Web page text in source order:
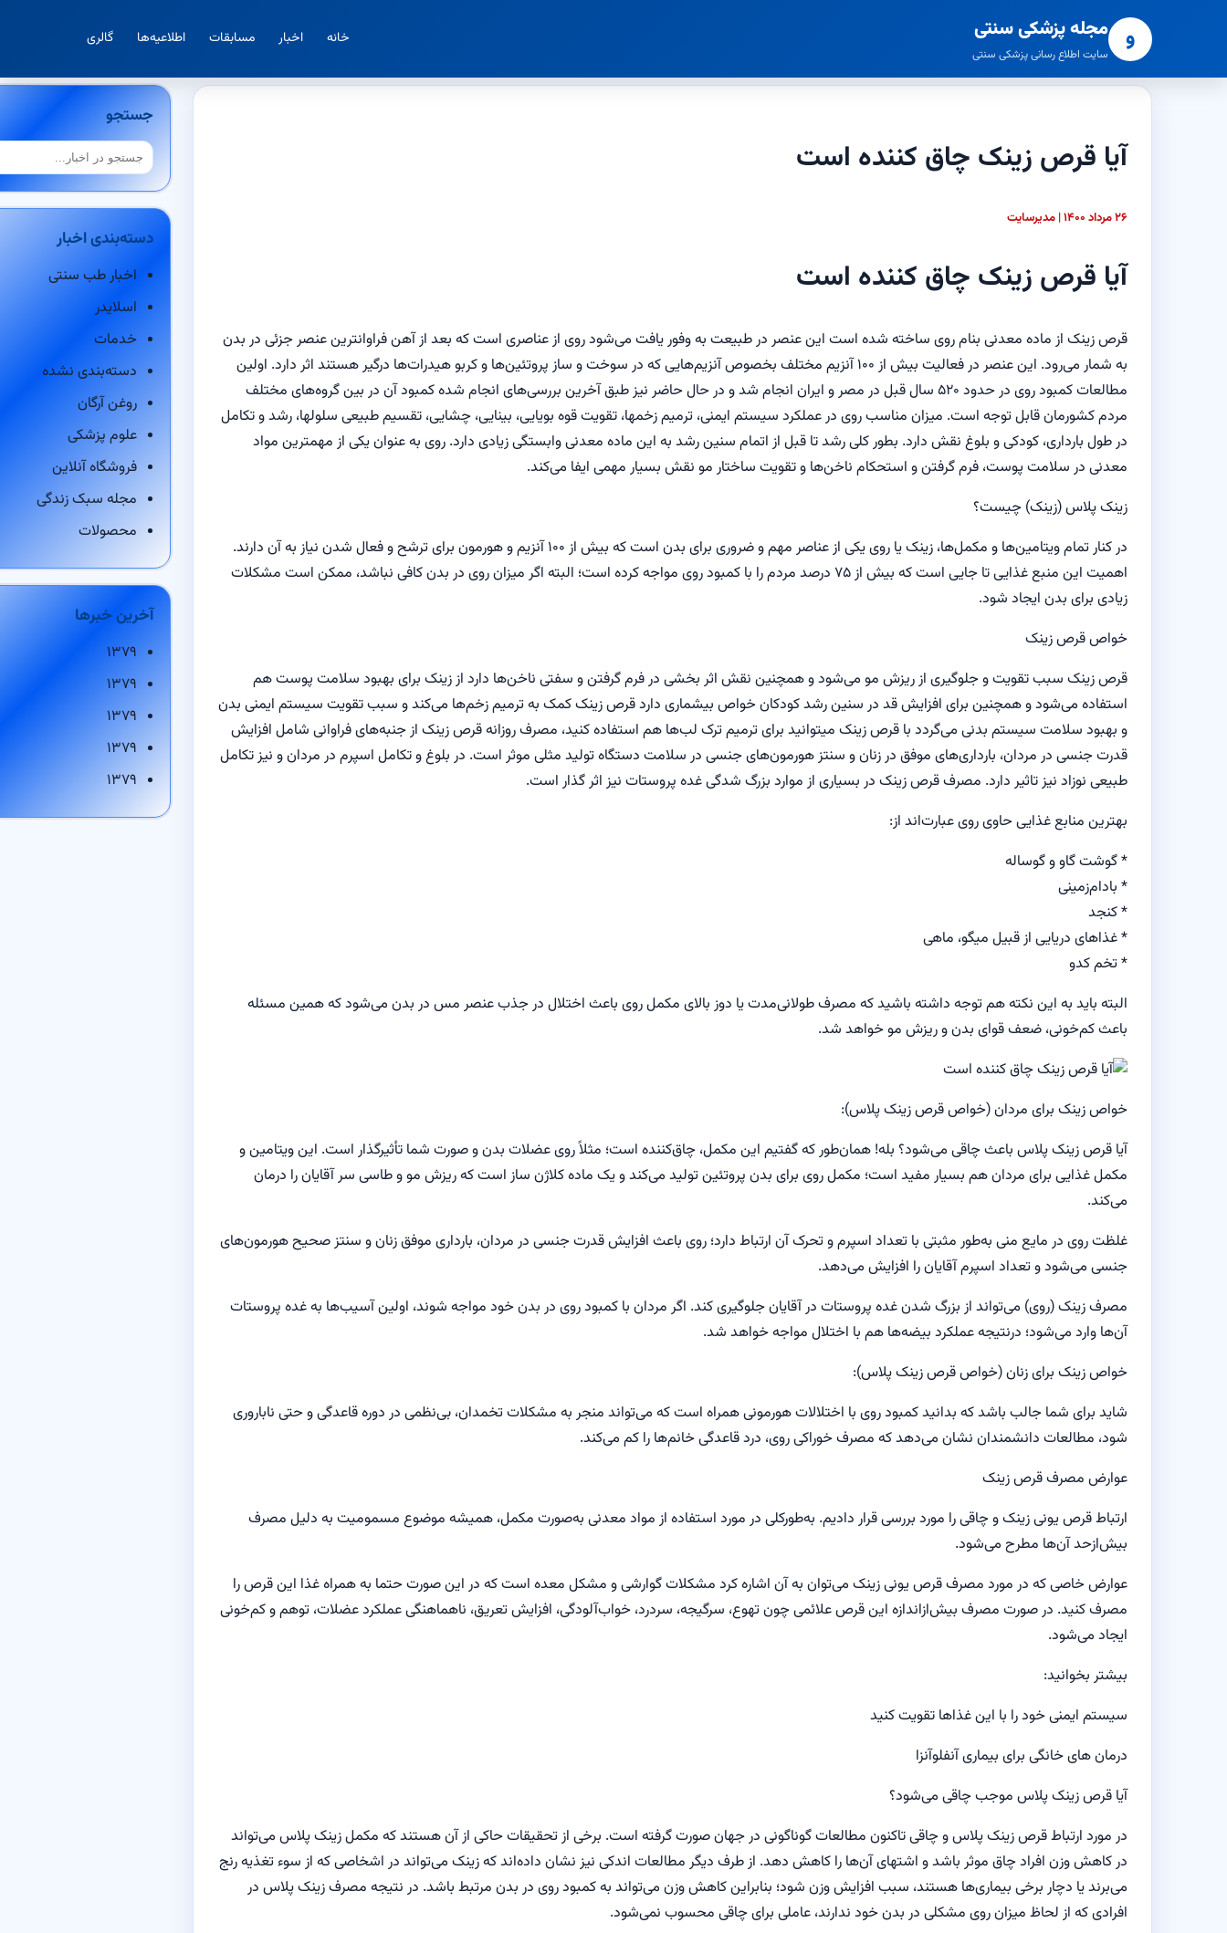
و مجله پزشکی سنتی
سایت اطلاع رسانی پزشکی سنتی
خانه اخبار مسابقات اطلاعیه‌ها گالری
آیا قرص زینک چاق کننده است
۲۶ مرداد ۱۴۰۰ | مدیرسایت
آیا قرص زینک چاق کننده است
قرص زینک از ماده معدنی بنام روی ساخته شده است این عنصر در طبیعت به وفور یافت می‌شود روی از عناصری است که بعد از آهن فراوانترین عنصر جزئی در بدن
به شمار می‌رود. این عنصر در فعالیت بیش از ۱۰۰ آنزیم مختلف بخصوص آنزیم‌هایی که در سوخت و ساز پروتئین‌ها و کربو هیدرات‌ها درگیر هستند اثر دارد. اولین
مطالعات کمبود روی در حدود ۵۲۰ سال قبل در مصر و ایران انجام شد و در حال حاضر نیز طبق آخرین بررسی‌های انجام شده کمبود آن در بین گروه‌های مختلف
مردم کشورمان قابل توجه است. میزان مناسب روی در عملکرد سیستم ایمنی، ترمیم زخمها، تقویت قوه بویایی، بینایی، چشایی، تقسیم طبیعی سلولها، رشد و تکامل
در طول بارداری، کودکی و بلوغ نقش دارد. بطور کلی رشد تا قبل از اتمام سنین رشد به این ماده معدنی وابستگی زیادی دارد. روی به عنوان یکی از مهمترین مواد
معدنی در سلامت پوست، فرم گرفتن و استحکام ناخن‌ها و تقویت ساختار مو نقش بسیار مهمی ایفا می‌کند.
زینک پلاس (زینک) چیست؟
در کنار تمام ویتامین‌ها و مکمل‌ها، زینک یا روی یکی از عناصر مهم و ضروری برای بدن است که بیش از ۱۰۰ آنزیم و هورمون برای ترشح و فعال شدن نیاز به آن دارند.
اهمیت این منبع غذایی تا جایی است که بیش از ۷۵ درصد مردم را با کمبود روی مواجه کرده است؛ البته اگر میزان روی در بدن کافی نباشد، ممکن است مشکلات
زیادی برای بدن ایجاد شود.
خواص قرص زینک
قرص زینک سبب تقویت و جلوگیری از ریزش مو می‌شود و همچنین نقش اثر بخشی در فرم گرفتن و سفتی ناخن‌ها دارد از زینک برای بهبود سلامت پوست هم
استفاده می‌شود و همچنین برای افزایش قد در سنین رشد کودکان خواص بیشماری دارد قرص زینک کمک به ترمیم زخم‌ها می‌کند و سبب تقویت سیستم ایمنی بدن
و بهبود سلامت سیستم بدنی می‌گردد با قرص زینک میتوانید برای ترمیم ترک لب‌ها هم استفاده کنید، مصرف روزانه قرص زینک از جنبه‌های فراوانی شامل افزایش
قدرت جنسی در مردان، بارداری‌های موفق در زنان و سنتز هورمون‌های جنسی در سلامت دستگاه تولید مثلی موثر است. در بلوغ و تکامل اسپرم در مردان و نیز تکامل
طبیعی نوزاد نیز تاثیر دارد. مصرف قرص زینک در بسیاری از موارد بزرگ شدگی غده پروستات نیز اثر گذار است.
بهترین منابع غذایی حاوی روی عبارت‌اند از:
* گوشت گاو و گوساله
* بادام‌زمینی
* کنجد
* غذا‌های دریایی از قبیل میگو، ماهی
* تخم کدو
البته باید به این نکته هم توجه داشته باشید که مصرف طولانی‌مدت یا دوز بالای مکمل روی باعث اختلال در جذب عنصر مس در بدن می‌شود که همین مسئله
باعث کم‌خونی، ضعف قوای بدن و ریزش مو خواهد شد.
خواص زینک برای مردان (خواص قرص زینک پلاس):
آیا قرص زینک پلاس باعث چاقی می‌شود؟ بله! همان‌طور که گفتیم این مکمل، چاق‌کننده است؛ مثلاً روی عضلات بدن و صورت شما تأثیرگذار است. این ویتامین و
مکمل غذایی برای مردان هم بسیار مفید است؛ مکمل روی برای بدن پروتئین تولید می‌کند و یک ماده کلاژن ساز است که ریزش مو و طاسی سر آقایان را درمان
می‌کند.
غلظت روی در مایع منی به‌طور مثبتی با تعداد اسپرم و تحرک آن ارتباط دارد؛ روی باعث افزایش قدرت جنسی در مردان، بارداری موفق زنان و سنتز صحیح هورمون‌های
جنسی می‌شود و تعداد اسپرم آقایان را افزایش می‌دهد.
مصرف زینک (روی) می‌تواند از بزرگ شدن غده پروستات در آقایان جلوگیری کند. اگر مردان با کمبود روی در بدن خود مواجه شوند، اولین آسیب‌ها به غده پروستات
آن‌ها وارد می‌شود؛ درنتیجه عملکرد بیضه‌ها هم با اختلال مواجه خواهد شد.
خواص زینک برای زنان (خواص قرص زینک پلاس):
شاید برای شما جالب باشد که بدانید کمبود روی با اختلالات هورمونی همراه است که می‌تواند منجر به مشکلات تخمدان، بی‌نظمی در دوره قاعدگی و حتی ناباروری
شود، مطالعات دانشمندان نشان می‌دهد که مصرف خوراکی روی، درد قاعدگی خانم‌ها را کم می‌کند.
عوارض مصرف قرص زینک
ارتباط قرص یونی زینک و چاقی را مورد بررسی قرار دادیم. به‌طورکلی در مورد استفاده از مواد معدنی به‌صورت مکمل، همیشه موضوع مسمومیت به دلیل مصرف
بیش‌ازحد آن‌ها مطرح می‌شود.
عوارض خاصی که در مورد مصرف قرص یونی زینک می‌توان به آن اشاره کرد مشکلات گوارشی و مشکل معده است که در این صورت حتما به همراه غذا این قرص را
مصرف کنید. در صورت مصرف بیش‌ازاندازه این قرص علائمی چون تهوع، سرگیجه، سردرد، خواب‌آلودگی، افزایش تعریق، ناهماهنگی عملکرد عضلات، توهم و کم‌خونی
ایجاد می‌شود.
بیشتر بخوانید:
سیستم ایمنی خود را با این غذاها تقویت کنید
درمان های خانگی برای بیماری آنفلوآنزا
آیا قرص زینک پلاس موجب چاقی می‌شود؟
در مورد ارتباط قرص زینک پلاس و چاقی تاکنون مطالعات گوناگونی در جهان صورت گرفته است. برخی از تحقیقات حاکی از آن هستند که مکمل زینک پلاس می‌تواند
در کاهش وزن افراد چاق موثر باشد و اشتهای آن‌ها را کاهش دهد. از طرف دیگر مطالعات اندکی نیز نشان داده‌اند که زینک می‌تواند در اشخاصی که از سوء تغذیه رنج
می‌برند یا دچار برخی بیماری‌ها هستند، سبب افزایش وزن شود؛ بنابراین کاهش وزن می‌تواند به کمبود روی در بدن مرتبط باشد. در نتیجه مصرف زینک پلاس در
افرادی که از لحاظ میزان روی مشکلی در بدن خود ندارند، عاملی برای چاقی محسوب نمی‌شود.
جستجو
جستجو
دسته‌بندی اخبار
اخبار طب سنتی
اسلایدر
خدمات
دسته‌بندی نشده
روغن آرگان
علوم پزشکی
فروشگاه آنلاین
مجله سبک زندگی
محصولات
آخرین خبرها
۱۳۷۹
۱۳۷۹
۱۳۷۹
۱۳۷۹
۱۳۷۹